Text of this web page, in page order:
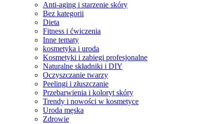
Anti-aging i starzenie skóry
Bez kategorii
Dieta
Fitness i ćwiczenia
Inne tematy
kosmetyka i uroda
Kosmetyki i zabiegi profesjonalne
Naturalne składniki i DIY
Oczyszczanie twarzy
Peelingi i złuszczanie
Przebarwienia i koloryt skóry
Trendy i nowości w kosmetyce
Uroda męska
Zdrowie